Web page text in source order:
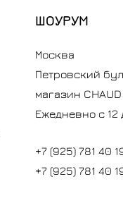
ШОУРУМ
Москва
Петровский
магазин CHAUD
Ежедневно с 12
+7 (925) 781 40
+7 (925) 781 40